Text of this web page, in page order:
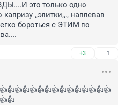
это только одно
,,элитки,,., наплевав
бороться с ЭТИМ по
+3 –1